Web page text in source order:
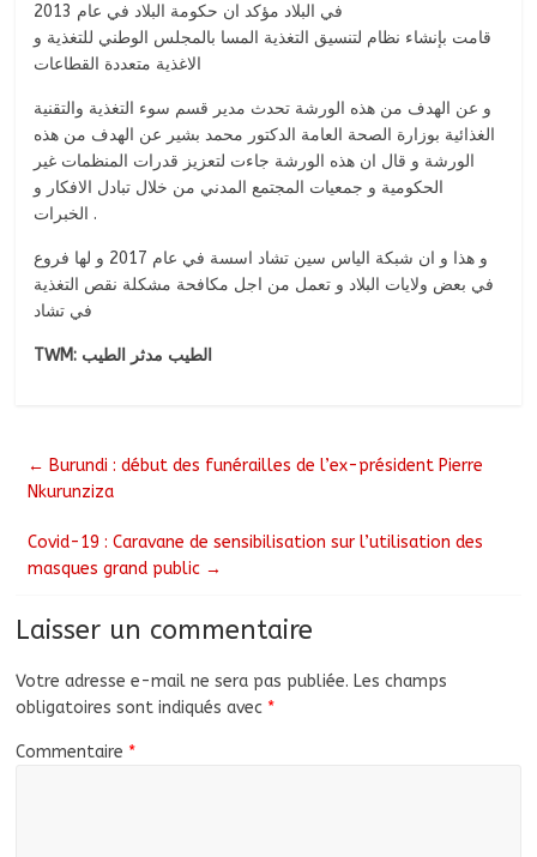
في البلاد مؤكد ان حكومة البلاد في عام 2013
قامت بإنشاء نظام لتنسيق التغذية المسا بالمجلس الوطني للتغذية و
الاغذية متعددة القطاعات
و عن الهدف من هذه الورشة تحدث مدير قسم سوء التغذية والتقنية
الغذائية بوزارة الصحة العامة الدكتور محمد بشير عن الهدف من هذه
الورشة و قال ان هذه الورشة جاءت لتعزيز قدرات المنظمات غير
الحكومية و جمعيات المجتمع المدني من خلال تبادل الافكار و
الخبرات .
و هذا و ان شبكة الياس سين تشاد اسسة في عام 2017 و لها فروع
في بعض ولايات البلاد و تعمل من اجل مكافحة مشكلة نقص التغذية
في تشاد
TWM: الطيب مدثر الطيب
← Burundi : début des funérailles de l’ex-président Pierre
Nkurunziza
Covid-19 : Caravane de sensibilisation sur l’utilisation des
masques grand public →
Laisser un commentaire
Votre adresse e-mail ne sera pas publiée. Les champs
obligatoires sont indiqués avec *
Commentaire *